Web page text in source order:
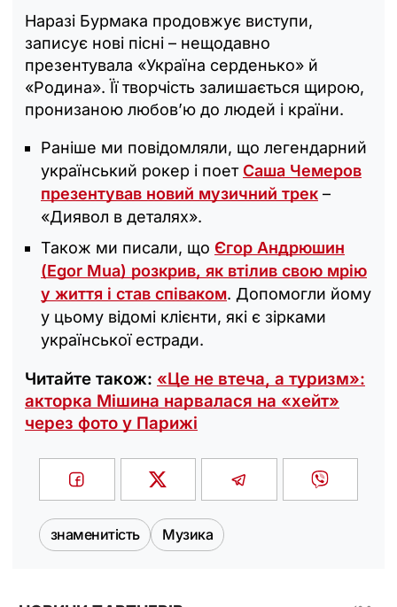
Наразі Бурмака продовжує виступи,
записує нові пісні – нещодавно
презентувала «Україна серденько» й
«Родина». Її творчість залишається щирою,
пронизаною любов’ю до людей і країни.
Раніше ми повідомляли, що легендарний
український рокер і поет Саша Чемеров
презентував новий музичний трек –
«Диявол в деталях».
Також ми писали, що Єгор Андрюшин
(Egor Mua) розкрив, як втілив свою мрію
у життя і став співаком. Допомогли йому
у цьому відомі клієнти, які є зірками
української естради.
Читайте також: «Це не втеча, а туризм»:
акторка Мішина нарвалася на «хейт»
через фото у Парижі
знаменитість Музика